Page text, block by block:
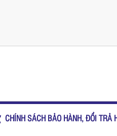
CHÍNH SÁCH BẢO HÀNH, ĐỔI TRẢ